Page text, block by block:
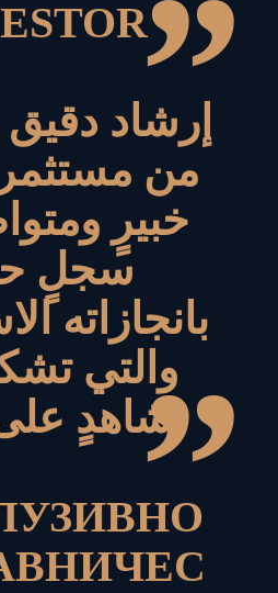
”
إرشاد
من
خبيرٍ
سجلٍ
بانجازاته
والتي
شاهدٍ”